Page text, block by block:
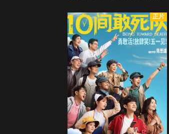
正片